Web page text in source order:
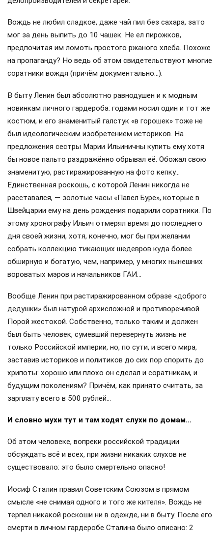
Вождь не любил сладкое, даже чай пил без сахара, зато
мог за день выпить до 10 чашек. Не ел пирожков,
предпочитая им ломоть простого ржаного хлеба. Похоже
на пропаганду? Но ведь об этом свидетельствуют многие
соратники вождя (причём документально…).
В быту Ленин был абсолютно равнодушен и к модным
новинкам личного гардероба: годами носил один и тот же
костюм, и его знаменитый галстук «в горошек» тоже не
был идеологическим изобретением историков. На
предложения сестры Марии Ильиничны купить ему хотя
бы новое пальто раздражённо обрывал её. Обожал свою
знаменитую, растиражированную на фото кепку…
Единственная роскошь, с которой Ленин никогда не
расставался, — золотые часы «Павел Буре», которые в
Швейцарии ему на день рождения подарили соратники. По
этому хронографу Ильич отмерял время до последнего
дня своей жизни, хотя, конечно, мог бы при желании
собрать коллекцию тикающих шедевров куда более
обширную и богатую, чем, например, у многих нынешних
вороватых мэров и начальников ГАИ…
Вообще Ленин при растиражированном образе «доброго
дедушки» был натурой архисложной и противоречивой.
Порой жестокой. Собственно, только таким и должен
был быть человек, сумевший перевернуть жизнь не
только Российской империи, но, по сути, и всего мира,
заставив историков и политиков до сих пор спорить до
хрипоты: хорошо или плохо он сделал и соратникам, и
будущим поколениям? Причём, как принято считать, за
зарплату всего в 500 рублей…
И словно мухи тут и там ходят слухи по домам…
Об этом человеке, вопреки российской традиции
обсуждать всё и всех, при жизни никаких слухов не
существовало: это было смертельно опасно!
Иосиф Сталин правил Советским Союзом в прямом
смысле «не снимая одного и того же кителя». Вождь не
терпел никакой роскоши ни в одежде, ни в быту. После его
смерти в личном гардеробе Сталина было описано: 2